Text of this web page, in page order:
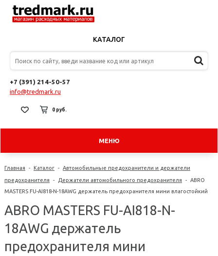
КАТАЛОГ
+7 (391) 214-50-57
info@tredmark.ru
0 руб.
МЕНЮ
Главная - Каталог - Автомобильные предохранители и держатели
предохранителя - Держатели автомобильного предохранителя - ABRO
MASTERS FU-AI818-N-18AWG держатель предохранителя мини влагостойкий
ABRO MASTERS FU-AI818-N-
18AWG держатель
предохранителя мини